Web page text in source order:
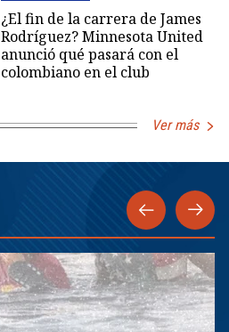
¿El fin de la carrera de James
Rodríguez? Minnesota United
anunció qué pasará con el
colombiano en el club
Ver más